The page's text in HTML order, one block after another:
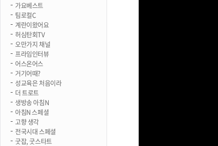
가요베스트
팀로컬C
계란이왔어요
허심탄회TV
오만가지 채널
프라임인터뷰
어스온어스
거기어때?
성교육은 처음이라
더 트로트
생방송 아침N
아침N 스페셜
고향 생각
전국시대 스페셜
굿잡, 굿스타트